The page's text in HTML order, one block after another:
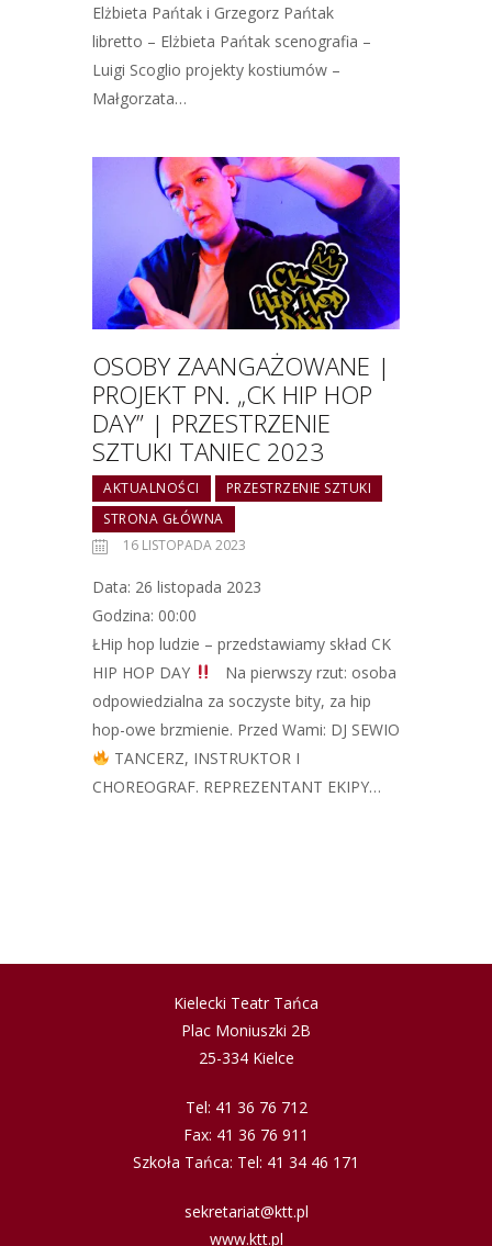
Elżbieta Pańtak i Grzegorz Pańtak
libretto – Elżbieta Pańtak scenografia –
Luigi Scoglio projekty kostiumów –
Małgorzata…
OSOBY ZAANGAŻOWANE |
PROJEKT PN. „CK HIP HOP
DAY” | PRZESTRZENIE
SZTUKI TANIEC 2023
AKTUALNOŚCI
PRZESTRZENIE SZTUKI
STRONA GŁÓWNA
16 LISTOPADA 2023
Data: 26 listopada 2023
Godzina: 00:00
ŁHip hop ludzie – przedstawiamy skład CK
HIP HOP DAY
Na pierwszy rzut: osoba
odpowiedzialna za soczyste bity, za hip
hop-owe brzmienie. Przed Wami: DJ SEWIO
TANCERZ, INSTRUKTOR I
CHOREOGRAF. REPREZENTANT EKIPY…
Kielecki Teatr Tańca
Plac Moniuszki 2B
25-334 Kielce
Tel: 41 36 76 712
Fax: 41 36 76 911
Szkoła Tańca: Tel: 41 34 46 171
sekretariat@ktt.pl
www.ktt.pl